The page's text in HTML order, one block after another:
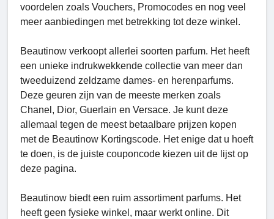
voordelen zoals Vouchers, Promocodes en nog veel
meer aanbiedingen met betrekking tot deze winkel.
Beautinow verkoopt allerlei soorten parfum. Het heeft
een unieke indrukwekkende collectie van meer dan
tweeduizend zeldzame dames- en herenparfums.
Deze geuren zijn van de meeste merken zoals
Chanel, Dior, Guerlain en Versace. Je kunt deze
allemaal tegen de meest betaalbare prijzen kopen
met de Beautinow Kortingscode. Het enige dat u hoeft
te doen, is de juiste couponcode kiezen uit de lijst op
deze pagina.
Beautinow biedt een ruim assortiment parfums. Het
heeft geen fysieke winkel, maar werkt online. Dit